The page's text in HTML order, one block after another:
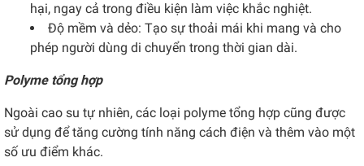
hại, ngay cả trong điều kiện làm việc khắc nghiệt.
Độ mềm và dẻo: Tạo sự thoải mái khi mang và cho
phép người dùng di chuyển trong thời gian dài.
Polyme tổng hợp
Ngoài cao su tự nhiên, các loại polyme tổng hợp cũng được
sử dụng để tăng cường tính năng cách điện và thêm vào một
số ưu điểm khác.